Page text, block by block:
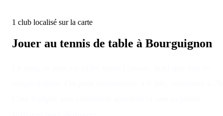
1 club localisé sur la carte
Jouer au tennis de table à Bourguignon